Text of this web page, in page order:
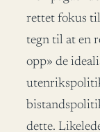
rettet fokus
tegn til at en
opp» de
dette.